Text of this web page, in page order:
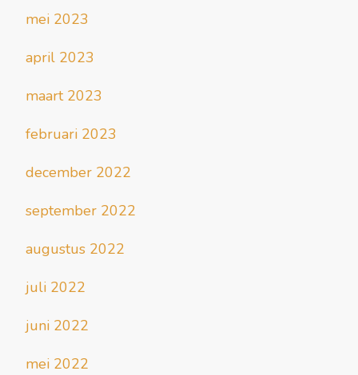
mei 2023
april 2023
maart 2023
februari 2023
december 2022
september 2022
augustus 2022
juli 2022
juni 2022
mei 2022